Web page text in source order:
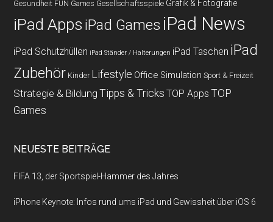
Gesundheit FUN Games Gesellschaftsspiele Grafik & Fotografie
iPad Apps iPad Games iPad News
iPad Schutzhüllen iPad Ständer / Halterungen iPad Taschen iPad
Zubehör Kinder Lifestyle Office Simulation Sport & Freizeit
Strategie & Bildung Tipps & Tricks TOP Apps TOP
Games
NEUESTE BEITRÄGE
FIFA 13, der Sportspiel-Hammer des Jahres
iPhone Keynote: Infos rund ums iPad und Gewissheit über iOS 6